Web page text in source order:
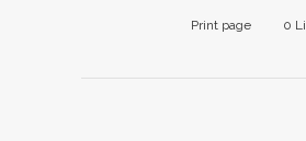
Print page 0